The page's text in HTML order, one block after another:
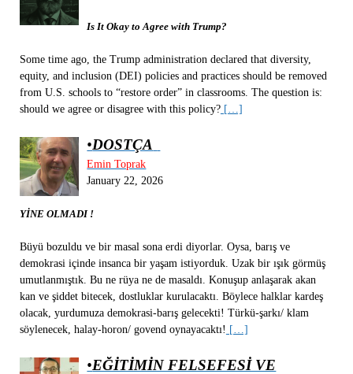
Is It Okay to Agree with Trump?
Some time ago, the Trump administration declared that diversity,
equity, and inclusion (DEI) policies and practices should be removed
from U.S. schools to “restore order” in classrooms. The question is:
should we agree or disagree with this policy?[…]
•DOSTÇA
Emin Toprak
January 22, 2026
YİNE OLMADI !
Büyü bozuldu ve bir masal sona erdi diyorlar. Oysa, barış ve
demokrasi içinde insanca bir yaşam istiyorduk. Uzak bir ışık görmüş
umutlanmıştık. Bu ne rüya ne de masaldı. Konuşup anlaşarak akan
kan ve şiddet bitecek, dostluklar kurulacaktı. Böylece halklar kardeş
olacak, yurdumuza demokrasi-barış gelecekti! Türkü-şarkı/ klam
söylenecek, halay-horon/ govend oynayacaktı! […]
•EĞİTİMİN FELSEFESİ VE